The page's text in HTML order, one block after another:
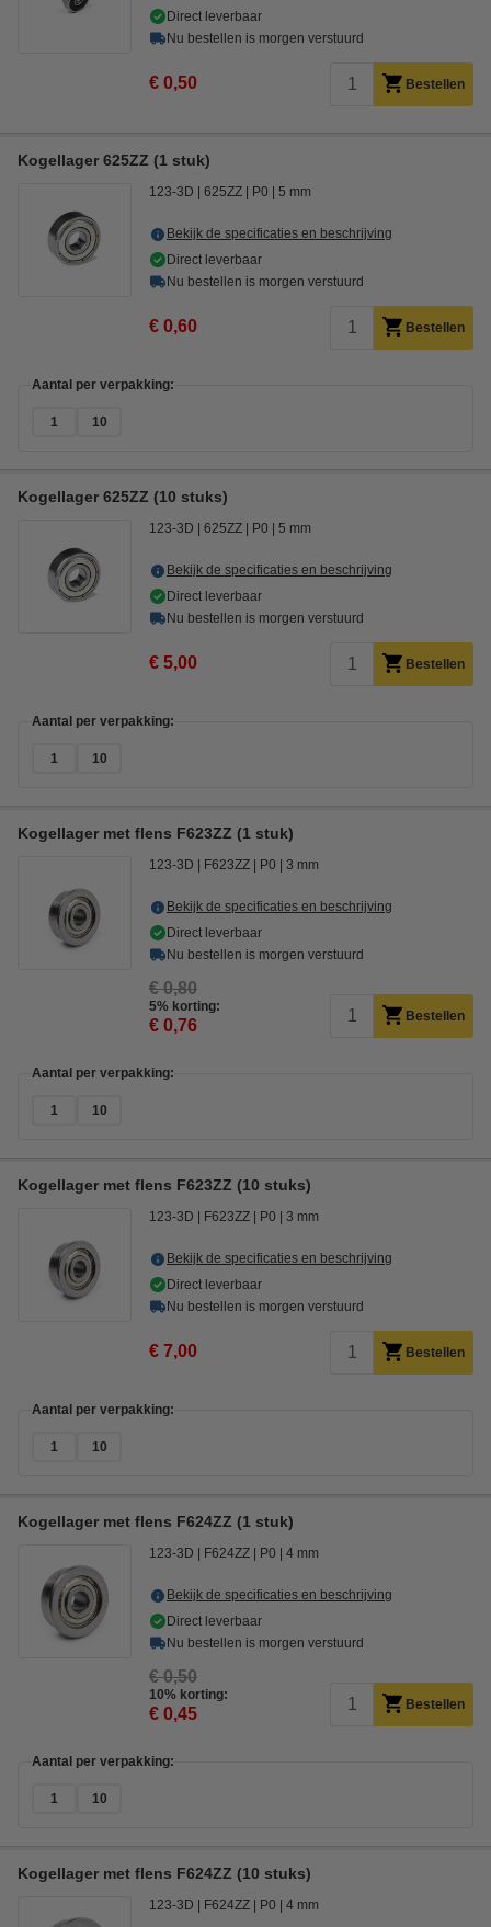
Direct leverbaar
Nu bestellen is morgen verstuurd
€ 0,50 Bestellen
Kogellager 625ZZ (1 stuk)
123-3D 625ZZ P0 5 mm
Bekijk de specificaties en beschrijving
Direct leverbaar
Nu bestellen is morgen verstuurd
€ 0,60 Bestellen
Aantal per verpakking:
1 10
Kogellager 625ZZ (10 stuks)
123-3D 625ZZ P0 5 mm
Bekijk de specificaties en beschrijving
Direct leverbaar
Nu bestellen is morgen verstuurd
€ 5,00 Bestellen
Aantal per verpakking:
1 10
Kogellager met flens F623ZZ (1 stuk)
123-3D F623ZZ P0 3 mm
Bekijk de specificaties en beschrijving
Direct leverbaar
Nu bestellen is morgen verstuurd
€ 0,80
5% korting:
€ 0,76 Bestellen
Aantal per verpakking:
1 10
Kogellager met flens F623ZZ (10 stuks)
123-3D F623ZZ P0 3 mm
Bekijk de specificaties en beschrijving
Direct leverbaar
Nu bestellen is morgen verstuurd
€ 7,00 Bestellen
Aantal per verpakking:
1 10
Kogellager met flens F624ZZ (1 stuk)
123-3D F624ZZ P0 4 mm
Bekijk de specificaties en beschrijving
Direct leverbaar
Nu bestellen is morgen verstuurd
€ 0,50
10% korting:
€ 0,45 Bestellen
Aantal per verpakking:
1 10
Kogellager met flens F624ZZ (10 stuks)
123-3D F624ZZ P0 4 mm